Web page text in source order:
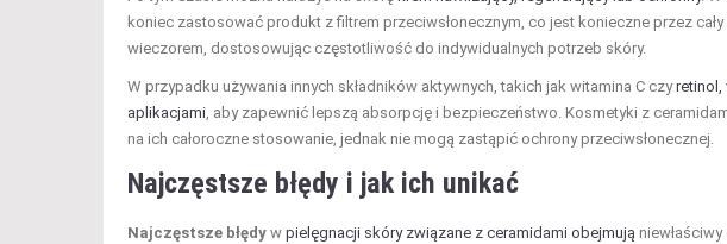
koniec zastosować produkt z filtrem przeciwsłonecznym, co jest konieczne przez
wieczorem, dostosowując częstotliwość do indywidualnych potrzeb skóry.
W przypadku używania innych składników aktywnych, takich jak witamina C czyretinol,
aplikacjami, aby zapewnić lepszą absorpcję i bezpieczeństwo. Kosmetyki z
na ich całoroczne stosowanie, jednak nie mogą zastąpić ochrony przeciwsłonecznej.
Najczęstsze błędy i jak ich unikać
Najczęstsze błędy w pielęgnacji skóry związane z ceramidami obejmują